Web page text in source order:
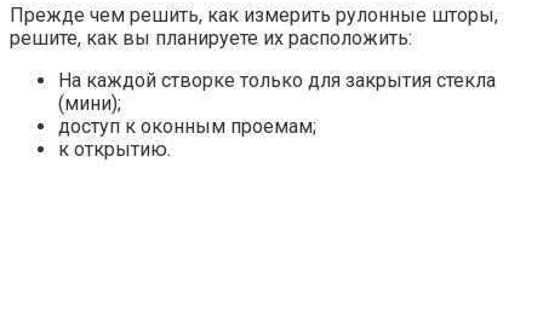
Прежде чем решить, как измерить рулонные шторы,
решите, как вы планируете их расположить:
На каждой створке только для закрытия стекла
(мини);
доступ к оконным проемам;
к открытию.